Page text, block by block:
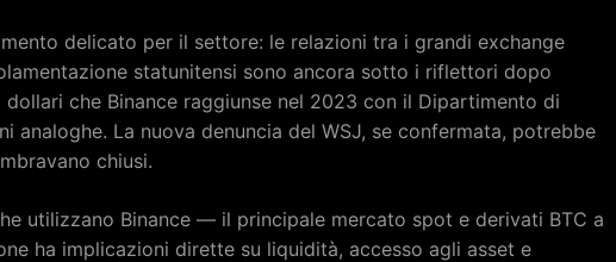
delicato per il settore: le relazioni tra i grandi exchange
statunitensi sono ancora sotto i riflettori dopo
dollari che Binance raggiunse nel 2023 con il Dipartimento di
analoghe. La nuova denuncia del WSJ, se confermata, potrebbe
chiusi.
utilizzano Binance — il principale mercato spot e derivati BTC a
ha implicazioni dirette su liquidità, accesso agli asset e